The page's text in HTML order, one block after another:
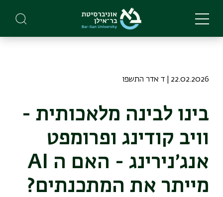
main
22.02.2026 | ד אדר התשפו
בינו לבינה מלאכותית -
וויב קודינג ופרומפט
אנג׳נירינג - האם ה AI
מייתר את המתכנתים?